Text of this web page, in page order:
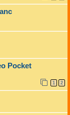
Pocket
1 2